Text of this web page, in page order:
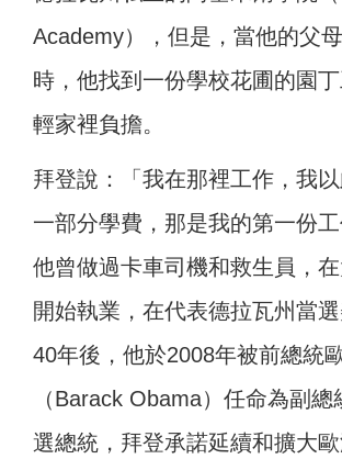
Academy），但是，當他的父
時，他找到一份學校花圃的園
輕家裡負擔。
拜登說：「我在那裡工作，我
一部分學費，那是我的第一份
他曾做過卡車司機和救生員，
開始執業，在代表德拉瓦州當
40年後，他於2008年被前總統
（Barack Obama）任命為副總
選總統，拜登承諾延續和擴大